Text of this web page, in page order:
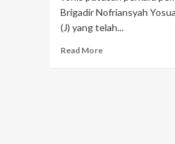
Brigadir Nofriansyah
(J) yang telah...
Read More